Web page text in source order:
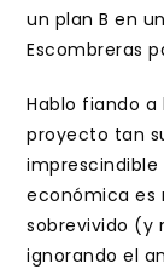
un plan B en
Escombreras
Hablo fiando
proyecto tan
económica es
sobrevivido (y
ignorando el